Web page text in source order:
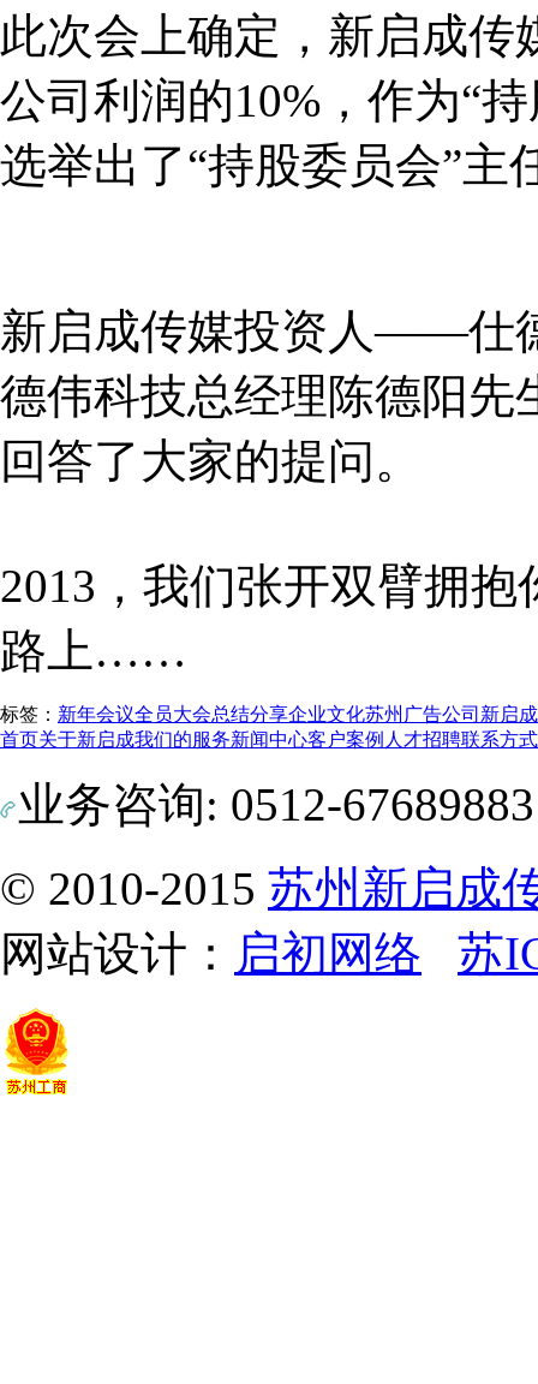
此次会上确定，新启成传
公司利润的10%，作为“
选举出了“持股委员会”主
新启成传媒投资人——仕
德伟科技总经理陈德阳先
回答了大家的提问。
2013，我们张开双臂拥
路上……
标签： 新年会议全员大会总结分享企业文化苏州广告公司 新启
首页关于新启成我们的服务新闻中心客户案例 人才招聘联系方式
业务咨询: 0512-
© 2010-2015 苏州新启成
网站设计： 启初网络 苏